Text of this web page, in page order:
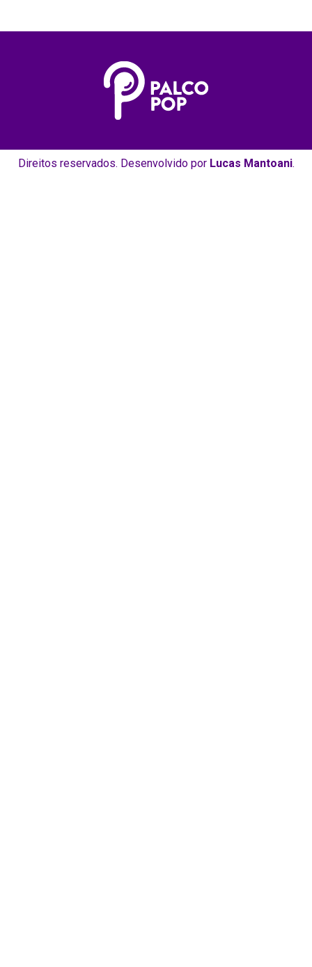
Direitos reservados. Desenvolvido por Lucas Mantoani.